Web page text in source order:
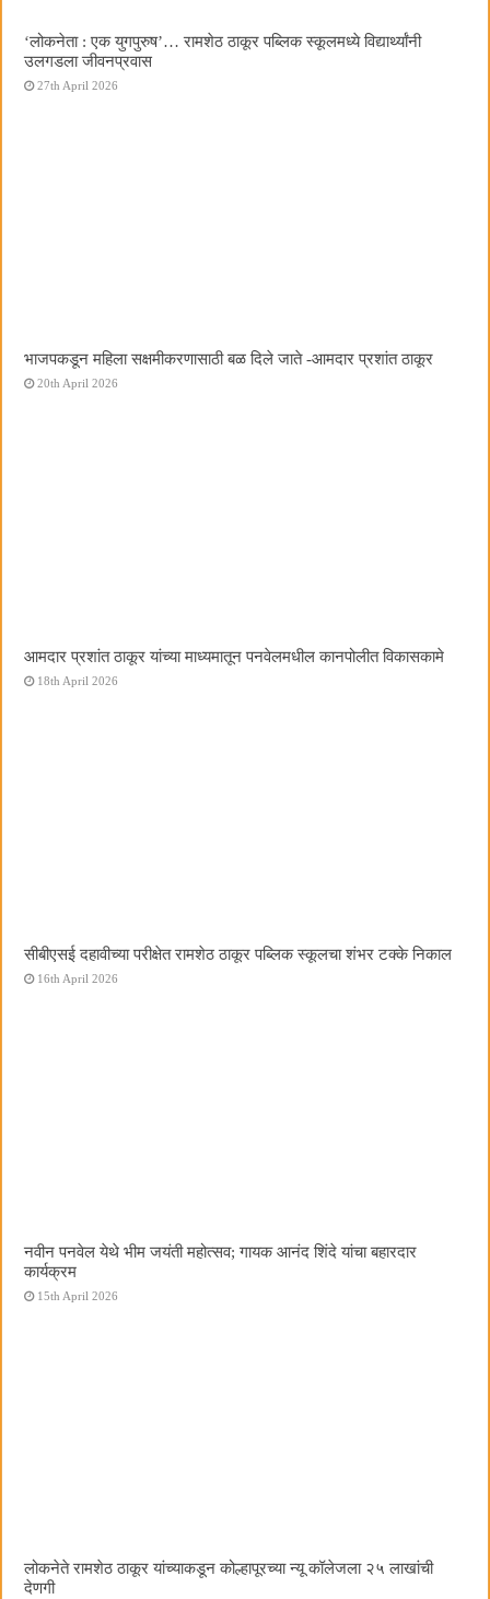
‌‘लोकनेता : एक युगपुरुष‌’… रामशेठ ठाकूर पब्लिक स्कूलमध्ये विद्यार्थ्यांनी
उलगडला जीवनप्रवास
27th April 2026
भाजपकडून महिला सक्षमीकरणासाठी बळ दिले जाते -आमदार प्रशांत ठाकूर
20th April 2026
आमदार प्रशांत ठाकूर यांच्या माध्यमातून पनवेलमधील कानपोलीत विकासकामे
18th April 2026
सीबीएसई दहावीच्या परीक्षेत रामशेठ ठाकूर पब्लिक स्कूलचा शंभर टक्के निकाल
16th April 2026
नवीन पनवेल येथे भीम जयंती महोत्सव; गायक आनंद शिंदे यांचा बहारदार
कार्यक्रम
15th April 2026
लोकनेते रामशेठ ठाकूर यांच्याकडून कोल्हापूरच्या न्यू कॉलेजला २५ लाखांची
देणगी